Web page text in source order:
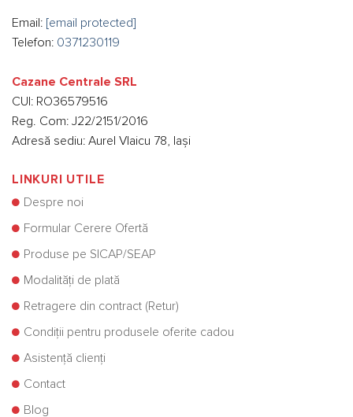
Email: [email protected]
Telefon: 0371230119
Cazane Centrale SRL
CUI: RO36579516
Reg. Com: J22/2151/2016
Adresă sediu: Aurel Vlaicu 78, Iași
LINKURI UTILE
Despre noi
Formular Cerere Ofertă
Produse pe SICAP/SEAP
Modalități de plată
Retragere din contract (Retur)
Condiții pentru produsele oferite cadou
Asistență clienți
Contact
Blog